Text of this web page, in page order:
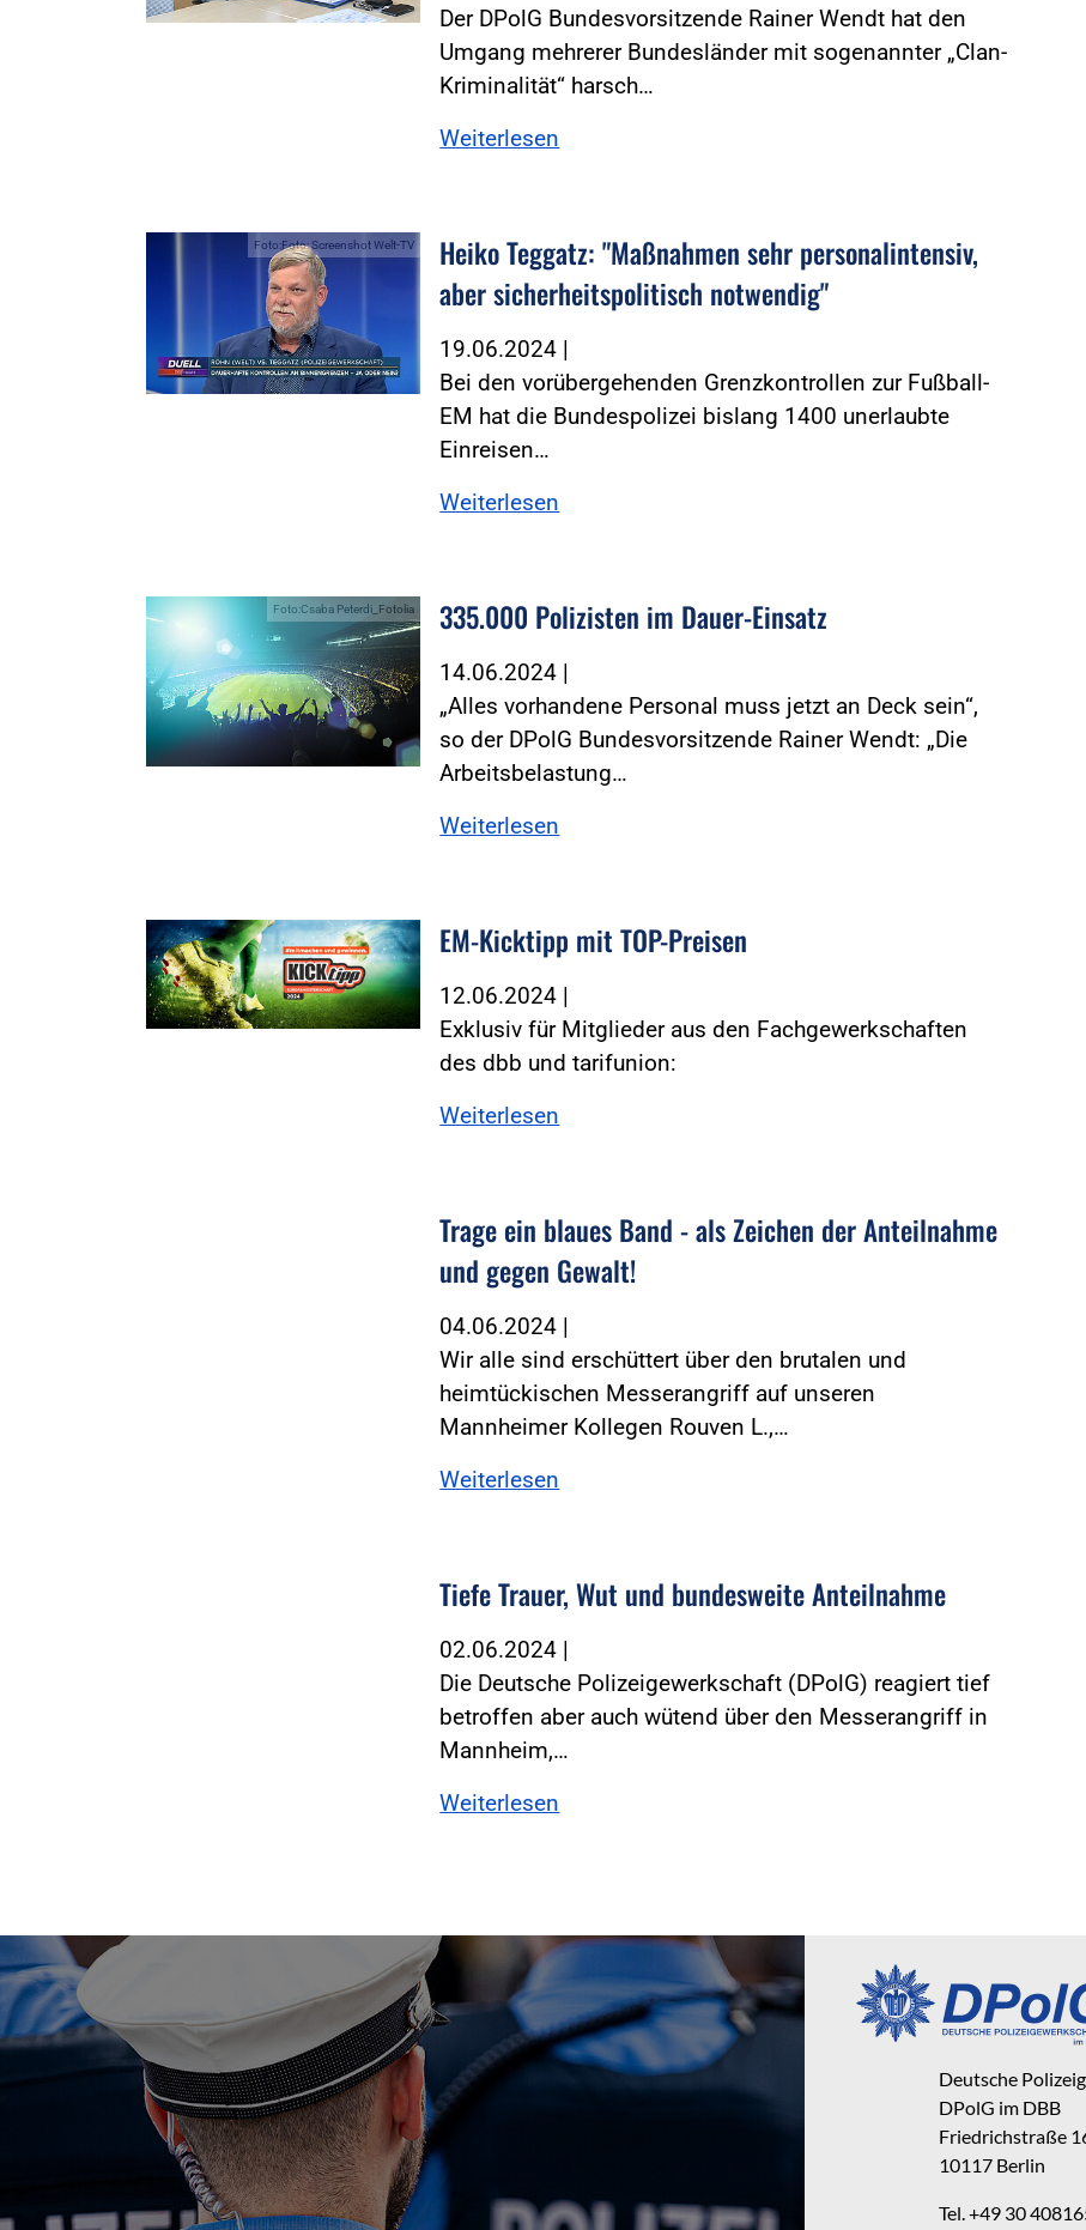
Der DPolG Bundesvorsitzende Rainer Wendt hat den
Umgang mehrerer Bundesländer mit sogenannter „Clan-
Kriminalität“ harsch…
Weiterlesen
Foto:Foto: Screenshot Welt-TV
Heiko Teggatz: "Maßnahmen sehr personalintensiv,
aber sicherheitspolitisch notwendig"
19.06.2024 |
Bei den vorübergehenden Grenzkontrollen zur Fußball-
EM hat die Bundespolizei bislang 1400 unerlaubte
Einreisen…
Weiterlesen
Foto:Csaba Peterdi_Fotolia 335.000 Polizisten im Dauer-Einsatz
14.06.2024 |
„Alles vorhandene Personal muss jetzt an Deck sein“,
so der DPolG Bundesvorsitzende Rainer Wendt: „Die
Arbeitsbelastung…
Weiterlesen
EM-Kicktipp mit TOP-Preisen
12.06.2024 |
Exklusiv für Mitglieder aus den Fachgewerkschaften
des dbb und tarifunion:
Weiterlesen
Trage ein blaues Band - als Zeichen der Anteilnahme
und gegen Gewalt!
04.06.2024 |
Wir alle sind erschüttert über den brutalen und
heimtückischen Messerangriff auf unseren
Mannheimer Kollegen Rouven L.,…
Weiterlesen
Tiefe Trauer, Wut und bundesweite Anteilnahme
02.06.2024 |
Die Deutsche Polizeigewerkschaft (DPolG) reagiert tief
betroffen aber auch wütend über den Messerangriff in
Mannheim,…
Weiterlesen
Deutsche
DPolG im DBB
Friedrichstraße
10117 Berlin
Tel. +49 30